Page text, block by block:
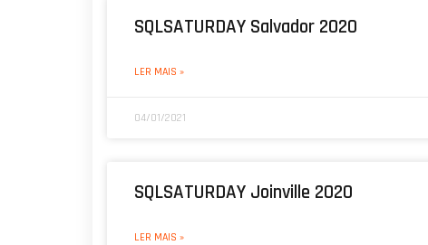
SQLSATURDAY Salvador 2020
LER MAIS »
04/01/2021
SQLSATURDAY Joinville 2020
LER MAIS »